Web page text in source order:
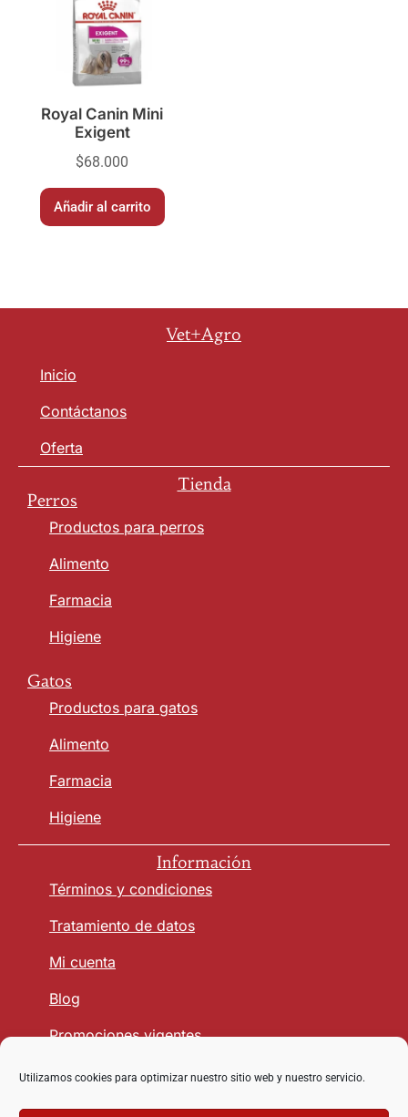
Utilizamos cookies para optimizar nuestro sitio web y nuestro servicio.
Royal Canin Mini
Exigent
$68.000
Añadir al carrito
Vet+Agro
Inicio
Contáctanos
Oferta
Tienda
Perros
Productos para perros
Alimento
Farmacia
Higiene
Gatos
Productos para gatos
Alimento
Farmacia
Higiene
Información
Términos y condiciones
Tratamiento de datos
Mi cuenta
Blog
Promociones vigentes
Seguridad y Confianza